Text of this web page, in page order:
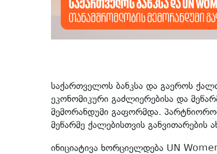
საქართველოს ბანკსა და გაეროს
ეკონომიკური გაძლიერებისა და
მემორანდუმი გაფორმდა.
მეწარმე ქალებისთვის განვითარების
ინიციატივა ხორციელდება UN